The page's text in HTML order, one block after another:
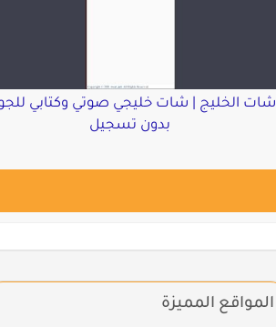
شات الخليج | شات خليجي صوتي وكتابي
بدون تسجيل
المواقع المميزة